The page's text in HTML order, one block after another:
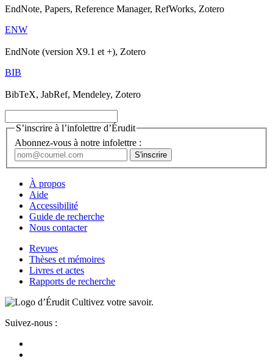
EndNote, Papers, Reference Manager, RefWorks, Zotero
ENW
EndNote (version X9.1 et +), Zotero
BIB
BibTeX, JabRef, Mendeley, Zotero
S’inscrire à l’infolettre d’Érudit
Abonnez-vous à notre infolettre :
À propos
Aide
Accessibilité
Guide de recherche
Nous contacter
Revues
Thèses et mémoires
Livres et actes
Rapports de recherche
Cultivez votre savoir.
Suivez-nous :